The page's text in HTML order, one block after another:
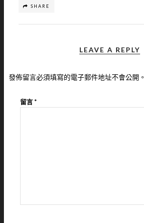
SHARE
LEAVE A REPLY
發佈留言必須填寫的電子郵件地址不會公開。
留言*